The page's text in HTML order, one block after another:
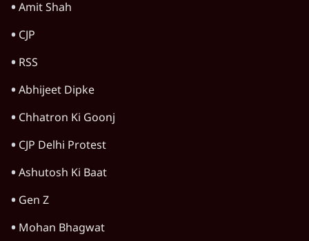
Amit Shah
CJP
RSS
Abhijeet Dipke
Chhatron Ki Goonj
CJP Delhi Protest
Ashutosh Ki Baat
Gen Z
Mohan Bhagwat